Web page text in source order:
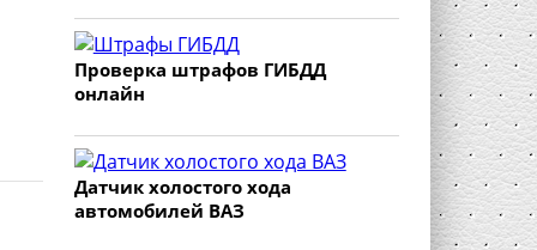
Проверка штрафов ГИБДД
онлайн
Датчик холостого хода
автомобилей ВАЗ